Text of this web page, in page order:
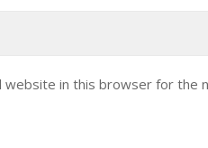
website in this browser for the